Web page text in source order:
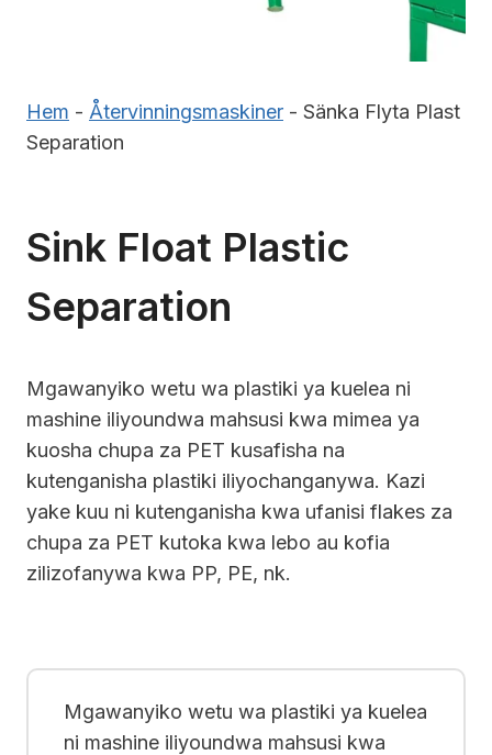
Hem - Återvinningsmaskiner - Sänka Flyta Plast
Separation
Sink Float Plastic
Separation
Mgawanyiko wetu wa plastiki ya kuelea ni
mashine iliyoundwa mahsusi kwa mimea ya
kuosha chupa za PET kusafisha na
kutenganisha plastiki iliyochanganywa. Kazi
yake kuu ni kutenganisha kwa ufanisi flakes za
chupa za PET kutoka kwa lebo au kofia
zilizofanywa kwa PP, PE, nk.
Mgawanyiko wetu wa plastiki ya kuelea
ni mashine iliyoundwa mahsusi kwa